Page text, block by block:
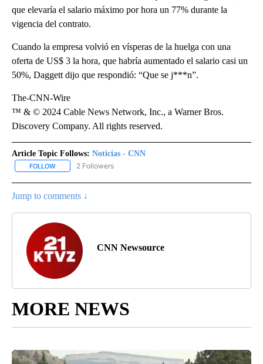
que elevaría el salario máximo por hora un 77% durante la
vigencia del contrato.
Cuando la empresa volvió en vísperas de la huelga con una
oferta de US$ 3 la hora, que habría aumentado el salario casi un
50%, Daggett dijo que respondió: “Que se j***n”.
The-CNN-Wire
™ & © 2024 Cable News Network, Inc., a Warner Bros.
Discovery Company. All rights reserved.
Article Topic Follows: Noticias - CNN
FOLLOW FOLLOW "NOTICIAS - CNN" TO RECEIVE NOTIFICATIONS ABOUT
2 Followers
Jump to comments ↓
CNN Newsource
MORE NEWS